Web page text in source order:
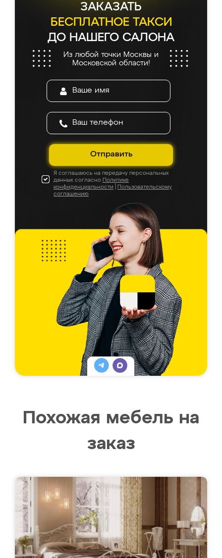
ЗАКАЗАТЬ
БЕСПЛАТНОЕ ТАКСИ
ДО НАШЕГО САЛОНА
Из любой точки Москвы и
Московской области!
Отправить
Я соглашаюсь на передачу персональных
данных согласно Политике
конфиденциальности
Пользовательскому
соглашению
Похожая мебель на
заказ